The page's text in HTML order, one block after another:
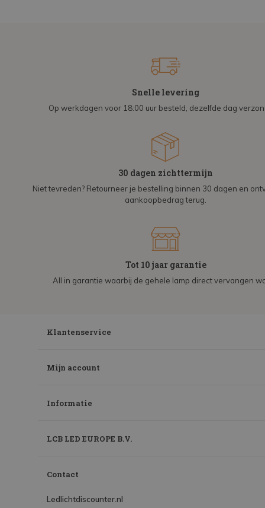
Snelle levering
Op werkdagen voor 18:00 uur besteld, dezelfde dag
30 dagen zichttermijn
Niet tevreden? Retourneer je bestelling binnen 30 dagen en
aankoopbedrag terug.
Tot 10 jaar garantie
All in garantie waarbij de gehele lamp direct vervangen
Klantenservice
Mijn account
Informatie
LCB LED EUROPE B.V.
Contact
Ledlichtdiscounter.nl